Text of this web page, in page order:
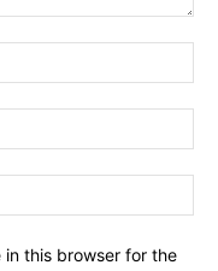
in this browser for the